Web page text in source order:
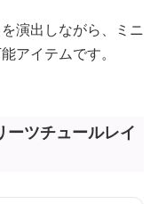
演出しながら、ミニ
アイテムです。
ーツチュールレイ